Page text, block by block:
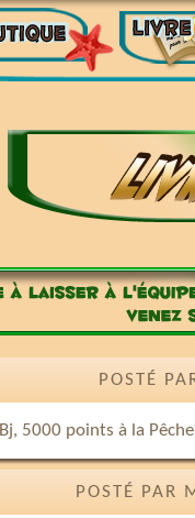
POSTÉ
Bj, 5000 points à la
POSTÉ PAR